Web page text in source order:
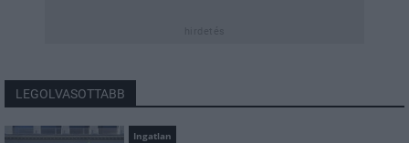
LEGOLVASOTTABB
Ingatlan